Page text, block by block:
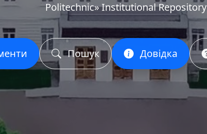
Politechnic» Institutional Repository
Пошук Довідка